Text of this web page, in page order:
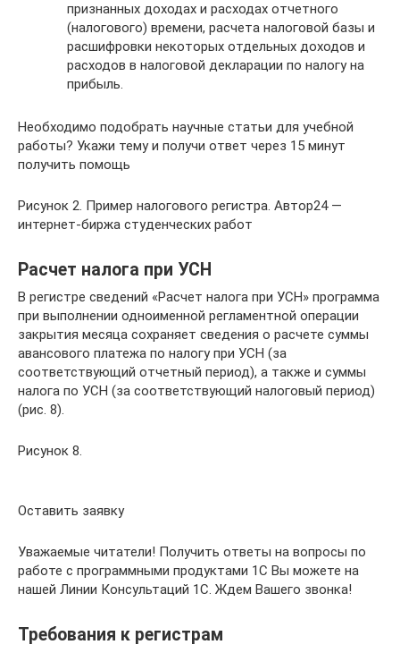
признанных доходах и расходах отчетного
(налогового) времени, расчета налоговой базы и
расшифровки некоторых отдельных доходов и
расходов в налоговой декларации по налогу на
прибыль.
Необходимо подобрать научные статьи для учебной
работы? Укажи тему и получи ответ через 15 минут
получить помощь
Рисунок 2. Пример налогового регистра. Автор24 —
интернет-биржа студенческих работ
Расчет налога при УСН
В регистре сведений «Расчет налога при УСН» программа
при выполнении одноименной регламентной операции
закрытия месяца сохраняет сведения о расчете суммы
авансового платежа по налогу при УСН (за
соответствующий отчетный период), а также и суммы
налога по УСН (за соответствующий налоговый период)
(рис. 8).
Рисунок 8.
Оставить заявку
Уважаемые читатели! Получить ответы на вопросы по
работе c программными продуктами 1С Вы можете на
нашей Линии Консультаций 1С. Ждем Вашего звонка!
Требования к регистрам